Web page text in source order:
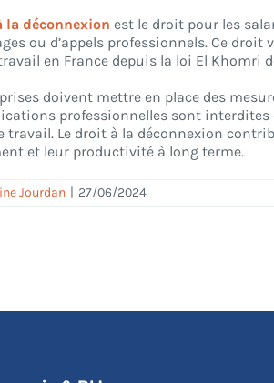
la déconnexion est le droit pour les
ou d’appels professionnels. Ce
en France depuis la loi El Khomri
doivent mettre en place des
professionnelles sont interdites
travail. Le droit à la déconnexion
et leur productivité à long terme.
Jourdan | 27/06/2024